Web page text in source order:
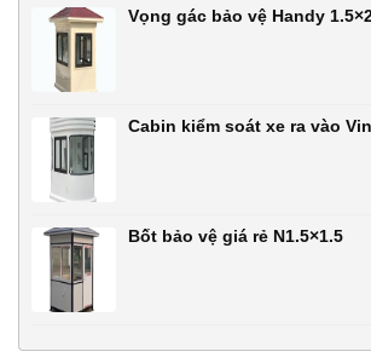
Vọng gác bảo vệ Handy
Cabin kiểm soát xe ra vào
Bốt bảo vệ giá rẻ N1.5×1.5